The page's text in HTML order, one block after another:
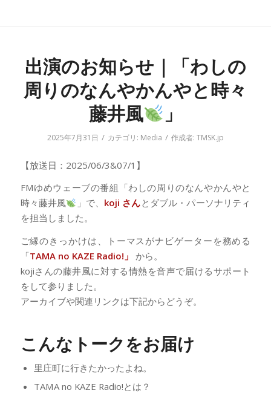
出演のお知らせ｜「わしの
周りのなんやかんやと時々
藤井風
」
2025年7月31日 / カテゴリ: Media / 作成者: TMSK.jp
【放送日：2025/06/3&07/1】
FMゆめウェーブの番組「わしの周りのなんやかんやと
時々藤井風
」で、 koji さんとダブル・パーソナリティ
を担当しました。
ご縁のきっかけは、トーマスがナビゲーターを務める
「TAMA no KAZE Radio!」
から。
kojiさんの藤井風に対する情熱を音声で届けるサポート
をして参りました。
アーカイブや関連リンクは下記からどうぞ。
こんなトークをお届け
里庄町に行きたかったよね。
TAMA no KAZE Radio!とは？